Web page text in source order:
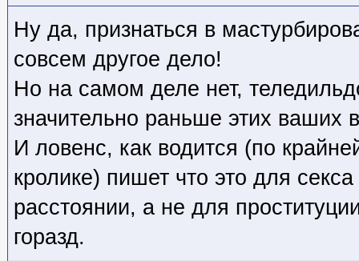
Ну да, признаться в
совсем другое дело!
Но на самом деле нет,
значительно раньше этих ваших
И ловенс, как водится (по
кролике) пишет что это для
расстоянии, а не для
горазд.